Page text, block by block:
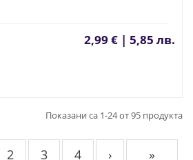
2,99 € | 5,85 лв.
Показани са 1-24 от 95 продукта
2 3 4 › »